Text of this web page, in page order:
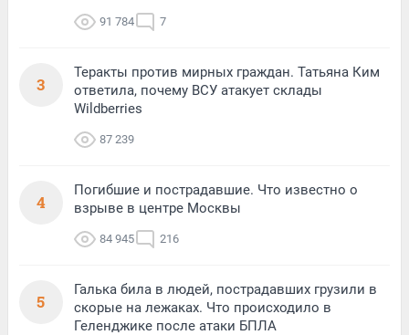
91 784 7
3
Теракты против мирных граждан. Татьяна Ким
ответила, почему ВСУ атакует склады
Wildberries
87 239
4
Погибшие и пострадавшие. Что известно о
взрыве в центре Москвы
84 945 216
5
Галька била в людей, пострадавших грузили в
скорые на лежаках. Что происходило в
Геленджике после атаки БПЛА